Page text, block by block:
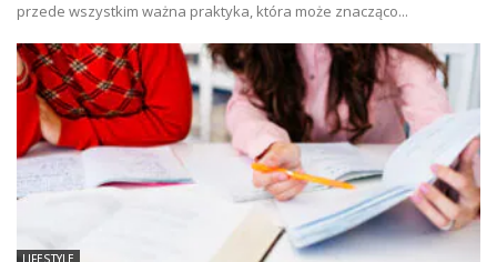
przede wszystkim ważna praktyka, która może znacząco...
LIFESTYLE